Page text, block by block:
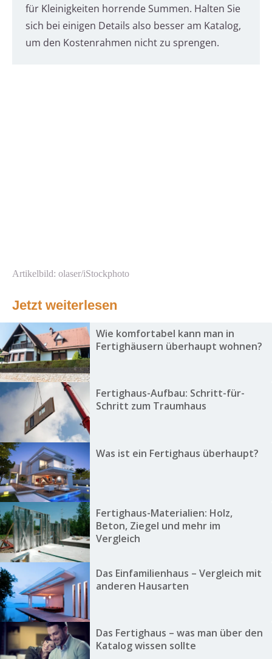
für Kleinigkeiten horrende Summen. Halten Sie
sich bei einigen Details also besser am Katalog,
um den Kostenrahmen nicht zu sprengen.
Artikelbild: olaser/iStockphoto
Jetzt weiterlesen
Wie komfortabel kann man in
Fertighäusern überhaupt wohnen?
Fertighaus-Aufbau: Schritt-für-
Schritt zum Traumhaus
Was ist ein Fertighaus überhaupt?
Fertighaus-Materialien: Holz,
Beton, Ziegel und mehr im
Vergleich
Das Einfamilienhaus – Vergleich mit
anderen Hausarten
Das Fertighaus – was man über den
Katalog wissen sollte